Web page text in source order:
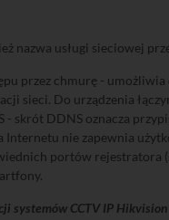
nazwa usługi sieciowej
przez chmurę -
sieci. Do urządzenia
- skrót DDNS oznacza
Internetu nie zapewnia
portów rejestratora
systemów CCTV IP Hikvision